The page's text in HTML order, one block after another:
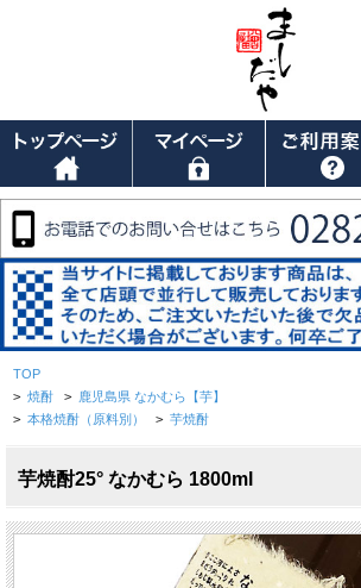
TOP
> 焼酎 > 鹿児島県 なかむら【芋】
> 本格焼酎（原料別） > 芋焼酎
芋焼酎25° なかむら 1800ml